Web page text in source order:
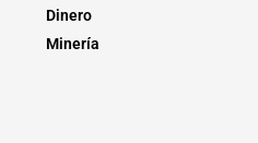
Dinero
Minería